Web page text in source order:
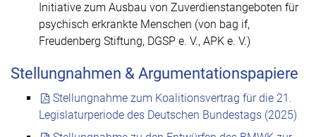
Initiative zum Ausbau von Zuverdienstangeboten für
psychisch erkrankte Menschen (von bag if,
Freudenberg Stiftung, DGSP e. V., APK e. V.)
Stellungnahmen & Argumentationspapiere
Stellungnahme zum Koalitionsvertrag für die 21.
Legislaturperiode des Deutschen Bundestags (2025)